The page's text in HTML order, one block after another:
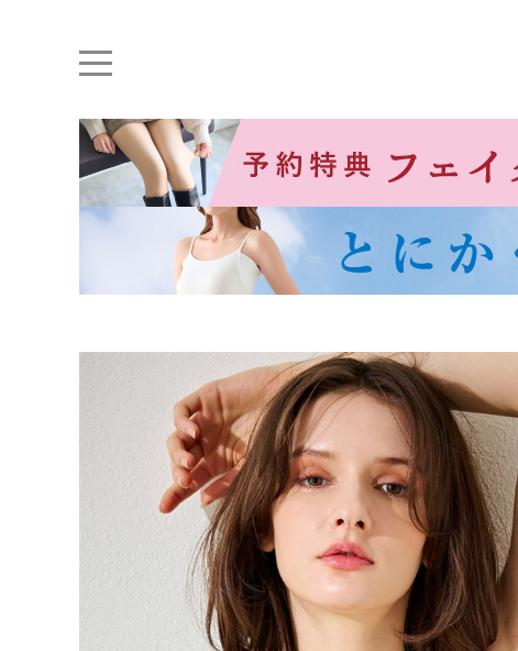
ナイトブラ ノンワイヤー 特盛ブラ チューブトップ 折り畳み
ルームウェア 育乳ブラ アームカバー
カテゴリから探す
ルームウェア
ライフスタイル